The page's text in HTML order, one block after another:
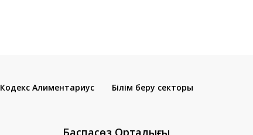
Кодекс Алиментариус Білім беру секторы
Баспасөз Орталығы